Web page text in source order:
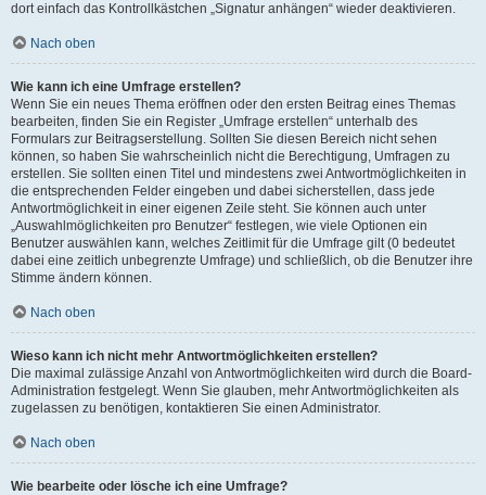
dort einfach das Kontrollkästchen „Signatur anhängen“ wieder deaktivieren.
Nach oben
Wie kann ich eine Umfrage erstellen?
Wenn Sie ein neues Thema eröffnen oder den ersten Beitrag eines Themas
bearbeiten, finden Sie ein Register „Umfrage erstellen“ unterhalb des
Formulars zur Beitragserstellung. Sollten Sie diesen Bereich nicht sehen
können, so haben Sie wahrscheinlich nicht die Berechtigung, Umfragen zu
erstellen. Sie sollten einen Titel und mindestens zwei Antwortmöglichkeiten in
die entsprechenden Felder eingeben und dabei sicherstellen, dass jede
Antwortmöglichkeit in einer eigenen Zeile steht. Sie können auch unter
„Auswahlmöglichkeiten pro Benutzer“ festlegen, wie viele Optionen ein
Benutzer auswählen kann, welches Zeitlimit für die Umfrage gilt (0 bedeutet
dabei eine zeitlich unbegrenzte Umfrage) und schließlich, ob die Benutzer ihre
Stimme ändern können.
Nach oben
Wieso kann ich nicht mehr Antwortmöglichkeiten erstellen?
Die maximal zulässige Anzahl von Antwortmöglichkeiten wird durch die Board-
Administration festgelegt. Wenn Sie glauben, mehr Antwortmöglichkeiten als
zugelassen zu benötigen, kontaktieren Sie einen Administrator.
Nach oben
Wie bearbeite oder lösche ich eine Umfrage?